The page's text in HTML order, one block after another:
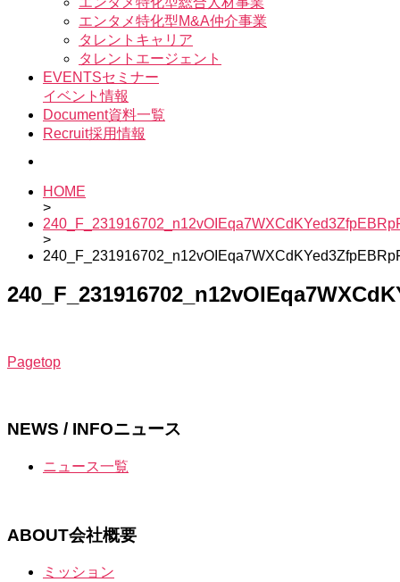
ュ
ー
を
表
示
エンタメ特化型M&A仲介事業
タレントキャリア
タレントエージェント
EVENTSセミナー
イベント情報
Document資料一覧
Recruit採用情報
HOME
>
>
Pagetop
NEWS / INFOニュース
ニュース一覧
ABOUT会社概要
ミッション